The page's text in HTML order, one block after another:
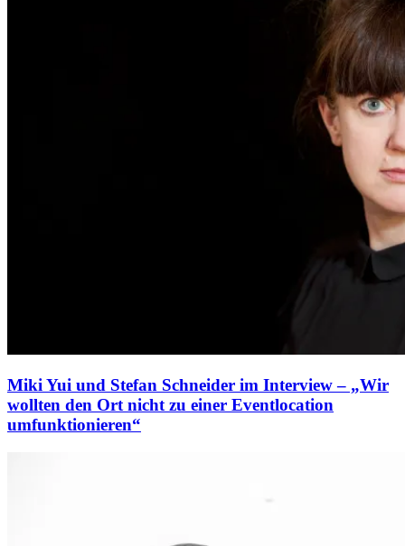
Miki Yui und Stefan Schneider im Interview – „Wir
wollten den Ort nicht zu einer Eventlocation
umfunktionieren“